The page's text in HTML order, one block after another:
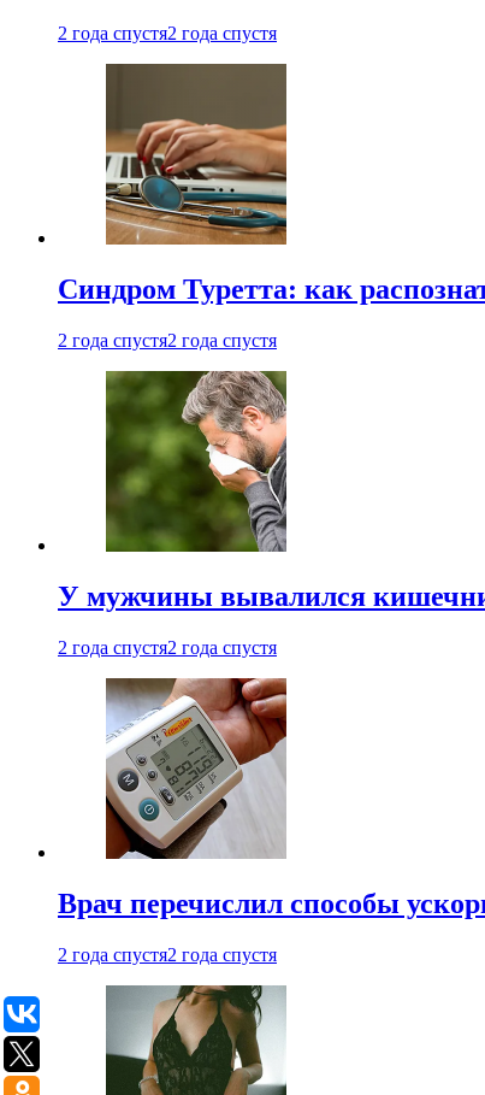
2 года спустя2 года спустя
Синдром Туретта: как
2 года спустя2 года спустя
У мужчины вывалился
2 года спустя2 года спустя
Врач перечислил способы
2 года спустя2 года спустя